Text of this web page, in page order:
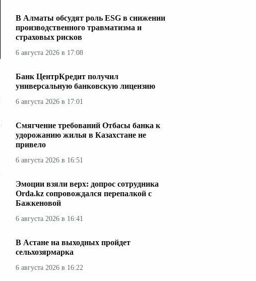
В Алматы обсудят роль ESG в снижении
производственного травматизма и
страховых рисков
6 августа 2026 в 17:08
Банк ЦентрКредит получил
универсальную банковскую лицензию
6 августа 2026 в 17:01
Смягчение требований Отбасы банка к
удорожанию жилья в Казахстане не
привело
6 августа 2026 в 16:51
Эмоции взяли верх: допрос сотрудника
Orda.kz сопровождался перепалкой с
Бажкеновой
6 августа 2026 в 16:41
В Астане на выходных пройдет
сельхозярмарка
6 августа 2026 в 16:22